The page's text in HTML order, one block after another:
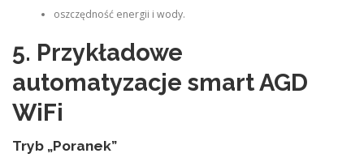
oszczędność energii i wody.
5. Przykładowe
automatyzacje smart AGD
WiFi
Tryb „Poranek”